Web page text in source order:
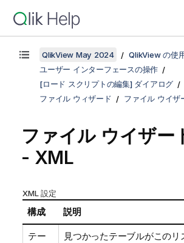
QlikView May 2024
QlikView の使
ユーザー インターフェースの操作
[ロード スクリプトの編集] ダイアログ
ファイル ウィザード
ファイル ウイザ
ファイル ウイザー
- XML
XML 設定
構成 説明
テー
見つかったテーブルがこのリ